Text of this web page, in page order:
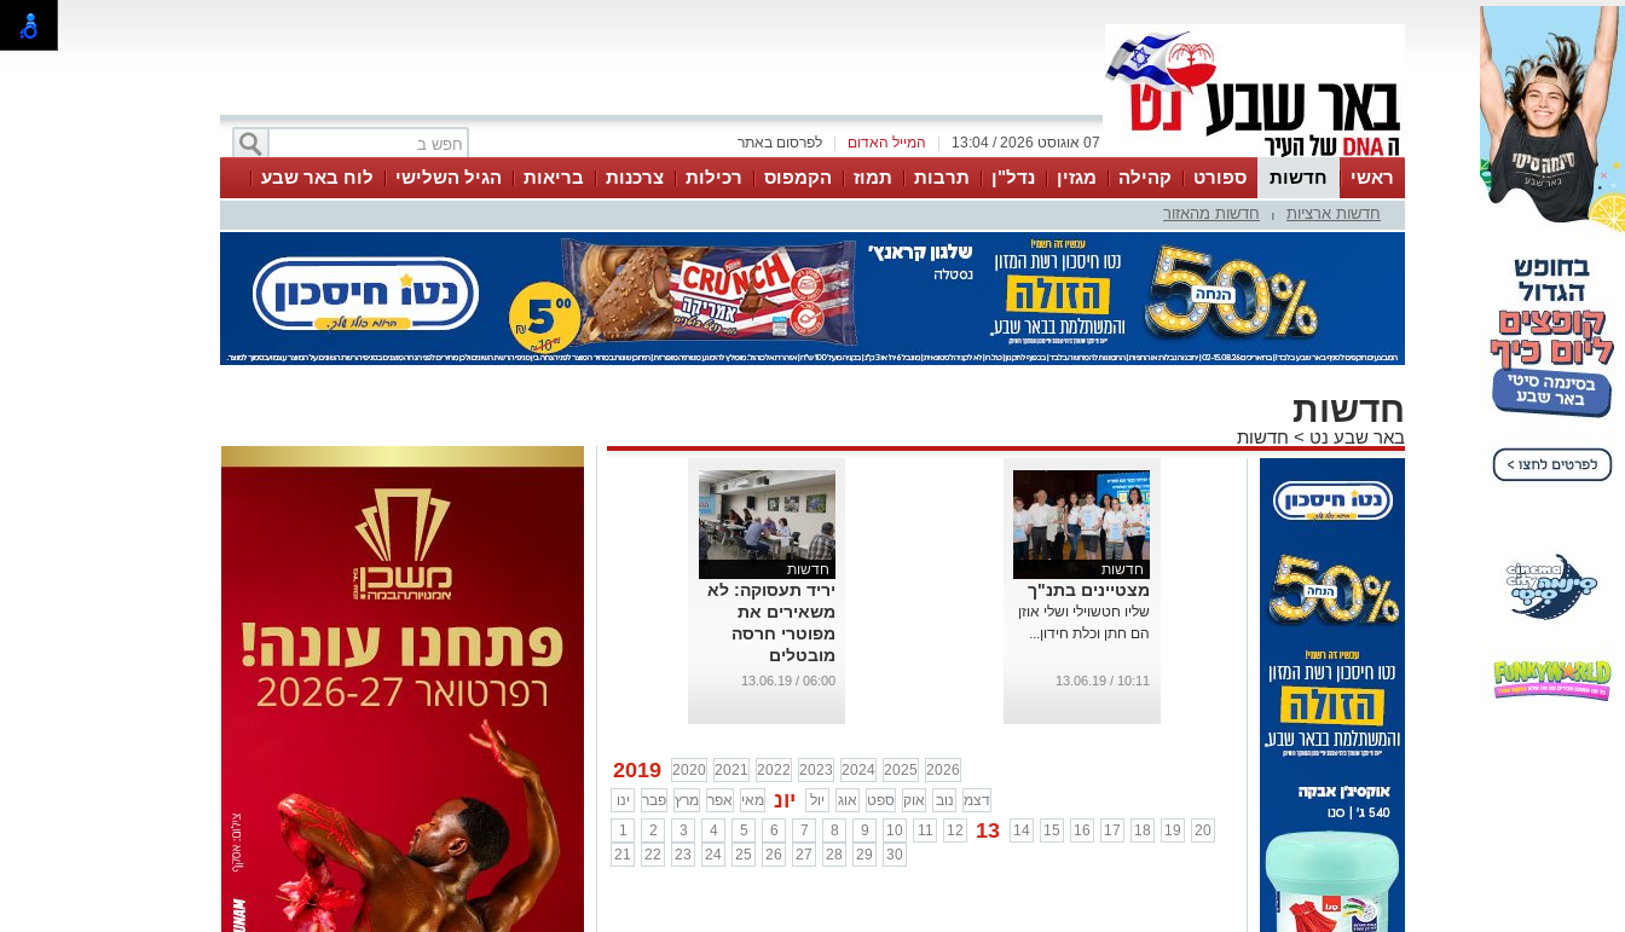
לפרסום באתר המייל האדום 07 אוגוסט 2026 / 13:04
ראשי חדשות ספורט קהילה מגזין נדל"ן תרבות תמוז הקמפוס רכילות צרכנות בריאות הגיל השלישי
לוח באר שבע
עסקים
טיפים והמלצותחדשות ארציות חדשות מהאזור
חדשות
באר שבע נט > חדשות
חדשות
מצטיינים בתנ"ך
שליו חטשוילי ושלי אוזן
הם חתן וכלת חידון...
10:11 / 13.06.19
חדשות
יריד תעסוקה: לא
משאירים את
מפוטרי חרסה
מובטלים
...
06:00 / 13.06.19
2019 2020 2021 2022 2023 2024 2025 2026
ינו
פבר מרץ אפר מאי יונ יול אוג ספט אוק נוב
דצמ
1
2 3 4 5 6 7 8 9 10 11 12 13 14 15 16 17 18 19
20
21
22 23 24 25 26 27 28 29 30